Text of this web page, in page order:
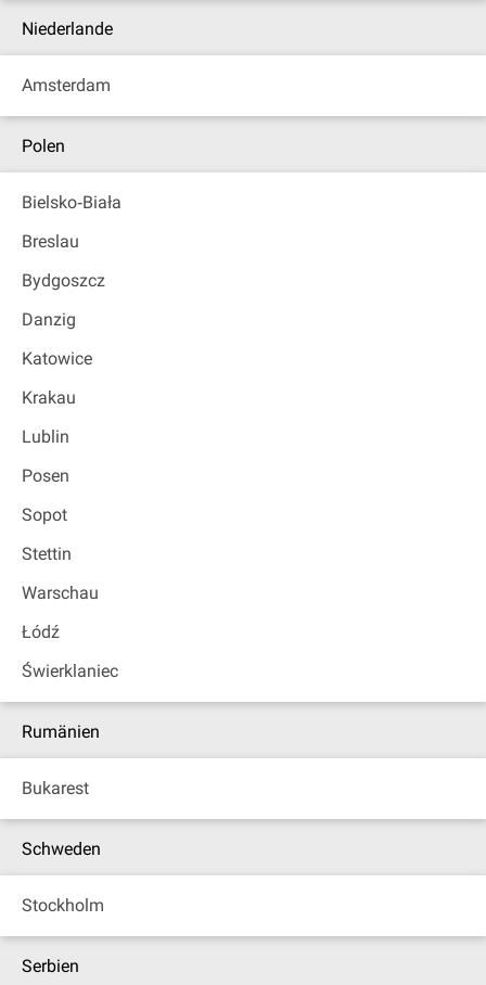
Niederlande
Amsterdam
Polen
Bielsko‐Biała
Breslau
Bydgoszcz
Danzig
Katowice
Krakau
Lublin
Posen
Sopot
Stettin
Warschau
Łódź
Świerklaniec
Rumänien
Bukarest
Schweden
Stockholm
Serbien